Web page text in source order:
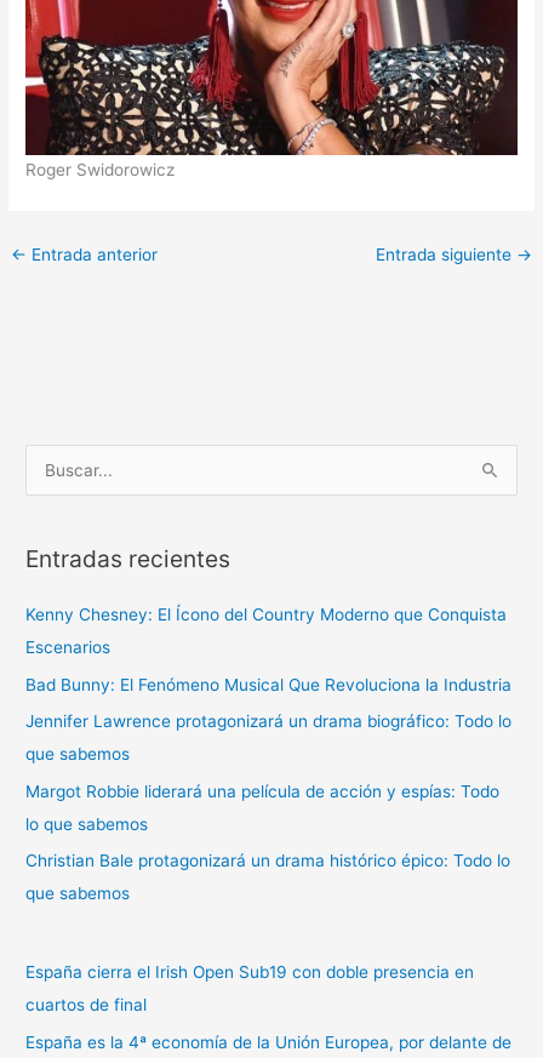
Roger Swidorowicz
← Entrada anterior Entrada siguiente →
u
c
r
p
o
r
:
Entradas recientes
Kenny Chesney: El Ícono del Country Moderno que Conquista
Escenarios
Bad Bunny: El Fenómeno Musical Que Revoluciona la Industria
Jennifer Lawrence protagonizará un drama biográfico: Todo lo
que sabemos
Margot Robbie liderará una película de acción y espías: Todo
lo que sabemos
Christian Bale protagonizará un drama histórico épico: Todo lo
que sabemos
España cierra el Irish Open Sub19 con doble presencia en
cuartos de final
España es la 4ª economía de la Unión Europea, por delante de